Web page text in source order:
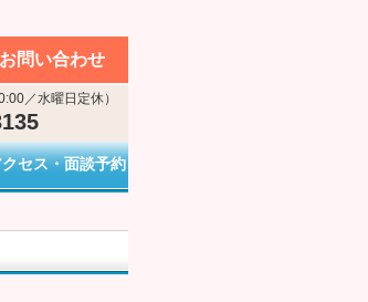
お問い合わせ
／水曜日定休）
セス・面談予約